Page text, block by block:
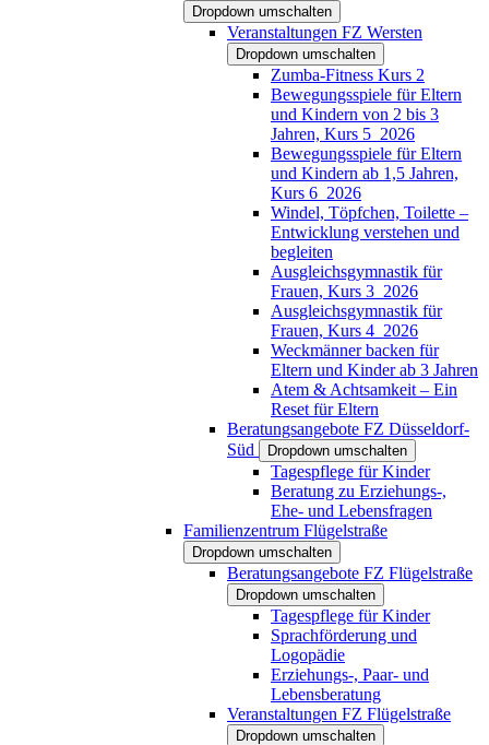
Dropdown umschalten
Veranstaltungen FZ Wersten
Dropdown umschalten
Zumba-Fitness Kurs 2
Bewegungsspiele für Eltern
und Kindern von 2 bis 3
Jahren, Kurs 5_2026
Bewegungsspiele für Eltern
und Kindern ab 1,5 Jahren,
Kurs 6_2026
Windel, Töpfchen, Toilette –
Entwicklung verstehen und
begleiten
Ausgleichsgymnastik für
Frauen, Kurs 3_2026
Ausgleichsgymnastik für
Frauen, Kurs 4_2026
Weckmänner backen für
Eltern und Kinder ab 3 Jahren
Atem & Achtsamkeit – Ein
Reset für Eltern
Beratungsangebote FZ Düsseldorf-
Süd
Dropdown umschalten
Tagespflege für Kinder
Beratung zu Erziehungs-,
Ehe- und Lebensfragen
Familienzentrum Flügelstraße
Dropdown umschalten
Beratungsangebote FZ Flügelstraße
Dropdown umschalten
Tagespflege für Kinder
Sprachförderung und
Logopädie
Erziehungs-, Paar- und
Lebensberatung
Veranstaltungen FZ Flügelstraße
Dropdown umschalten